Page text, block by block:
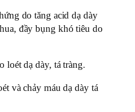
do tăng acid dạ dày
đầy bụng khó tiêu do
loét dạ dày, tá tràng.
và chảy máu dạ dày tá